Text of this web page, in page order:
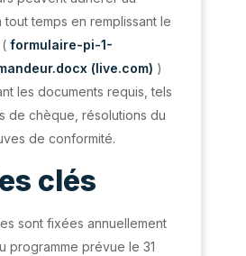
temps en remplissant le
formulaire-pi-1-
(live.com) )
les documents requis, tels
de chèque, résolutions du
de conformité.
clés
sont fixées annuellement
programme prévue le 31